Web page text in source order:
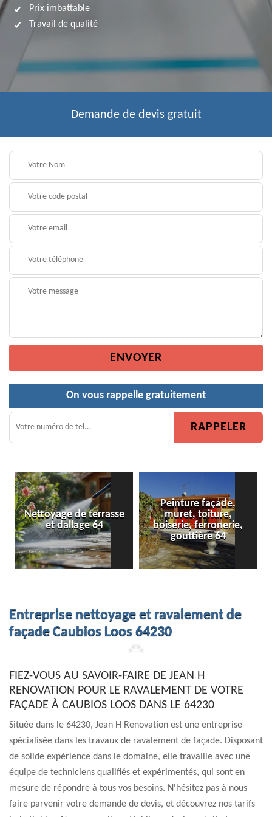
Prix imbattable
Travail de qualité
Demande de devis gratuit
On vous rappelle gratuitement
Peinture façade,
muret, toiture,
boiserie, ferronerie,
gouttière 64
Peinture de clôture
Entreprise nettoyage et ravalement de
façade Caubios Loos 64230
FIEZ-VOUS AU SAVOIR-FAIRE DE JEAN H
RENOVATION POUR LE RAVALEMENT DE VOTRE
FAÇADE À CAUBIOS LOOS DANS LE 64230
Située dans le 64230, Jean H Renovation est une entreprise
spécialisée dans les travaux de ravalement de façade. Disposant
de solide expérience dans le domaine, elle travaille avec une
équipe de techniciens qualifiés et expérimentés, qui sont en
mesure de répondre à tous vos besoins. N'hésitez pas à nous
faire parvenir votre demande de devis, et découvrez nos tarifs